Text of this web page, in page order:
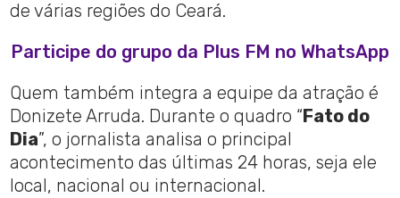
de várias regiões do Ceará.
Participe do grupo da Plus FM no WhatsApp
Quem também integra a equipe da atração é
Donizete Arruda. Durante o quadro “ Fato do
Dia”, o jornalista analisa o principal
acontecimento das últimas 24 horas, seja ele
local, nacional ou internacional.